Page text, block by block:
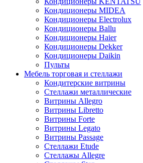
Кондиционеры MIDEA
Кондиционеры Electrolux
Кондиционеры Ballu
Кондиционеры Haier
Кондиционеры Dekker
Кондиционеры Daikin
Пульты
Мебель торговая и стеллажи
Кондитерские витрины
Стеллажи металлические
Витрины Allegro
Витрины Libretto
Витрины Forte
Витрины Legato
Витрины Passage
Стеллажи Etude
Стеллажы Allegre